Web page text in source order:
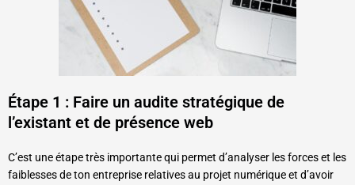
Étape 1 : Faire un audite stratégique de
l’existant et de présence web
C’est une étape très importante qui permet d’analyser les forces et les
faiblesses de ton entreprise relatives au projet numérique et d’avoir